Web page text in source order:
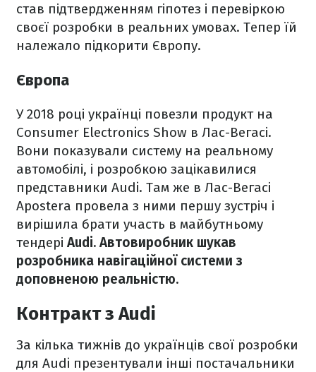
став підтвердженням гіпотез і перевіркою
своєї розробки в реальних умовах. Тепер їй
належало підкорити Європу.
Європа
У 2018 році українці повезли продукт на
Consumer Electronics Show в Лас-Вегасі.
Вони показували систему на реальному
автомобілі, і розробкою зацікавилися
представники Audi. Там же в Лас-Вегасі
Apostera провела з ними першу зустріч і
вирішила брати участь в майбутньому
тендері Audi. Автовиробник шукав
розробника навігаційної системи з
доповненою реальністю.
Контракт з Audi
За кілька тижнів до українців свої розробки
для Audi презентували інші постачальники